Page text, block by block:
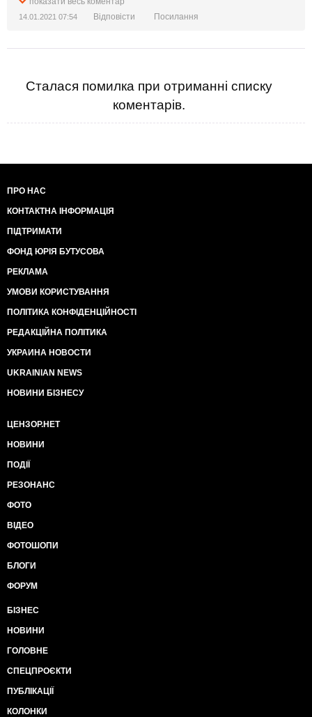
Родившихся: 121 123 человека
Занавес.
Хорошо покарантинили?
14.01.2021 07:54 Відповісти Посилання
Сталася помилка при отриманні списку
коментарів.
ПРО НАС
КОНТАКТНА ІНФОРМАЦІЯ
ПІДТРИМАТИ
ФОНД ЮРІЯ БУТУСОВА
РЕКЛАМА
УМОВИ КОРИСТУВАННЯ
ПОЛІТИКА КОНФІДЕНЦІЙНОСТІ
РЕДАКЦІЙНА ПОЛІТИКА
УКРАИНА НОВОСТИ
UKRAINIAN NEWS
НОВИНИ БІЗНЕСУ
ЦЕНЗОР.НЕТ
НОВИНИ
ПОДІЇ
РЕЗОНАНС
ФОТО
ВІДЕО
ФОТОШОПИ
БЛОГИ
ФОРУМ
БІЗНЕС
НОВИНИ
ГОЛОВНЕ
СПЕЦПРОЄКТИ
ПУБЛІКАЦІЇ
КОЛОНКИ